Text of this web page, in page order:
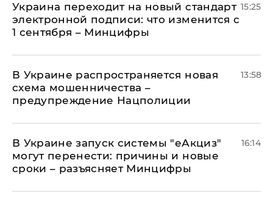
Украина переходит на новый стандарт
электронной подписи: что изменится с
1 сентября – Минцифры
15:25
В Украине распространяется новая
схема мошенничества –
предупреждение Нацполиции
13:58
В Украине запуск системы "еАкциз"
могут перенести: причины и новые
сроки – разъясняет Минцифры
16:14